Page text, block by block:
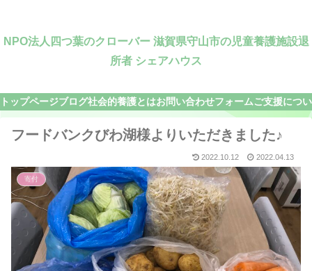
NPO法人四つ葉のクローバー 滋賀県守山市の児童養護施設退
所者 シェアハウス
トップページブログ社会的養護とはお問い合わせフォームご支援につ
フードバンクびわ湖様よりいただきました♪
2022.10.12 2022.04.13
寄付